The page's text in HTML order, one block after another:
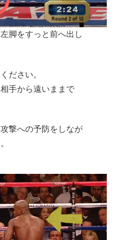
脚をすっと前へ出し
ださい。
手から遠いままで
撃への予防をしなが